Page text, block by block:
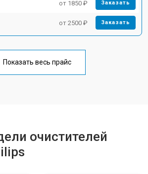
от 1850 ₽ Заказать
от 2500 ₽ Заказать
Показать весь прайс
очистителей